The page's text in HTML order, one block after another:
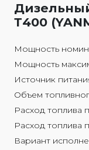
Т400
Мощность
Мощность
Источник
Объем
Расход топлива
Расход топлива
Вариант